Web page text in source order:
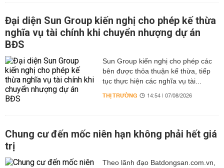
Đại diện Sun Group kiến nghị cho phép kế thừa
nghĩa vụ tài chính khi chuyển nhượng dự án
BĐS
Sun Group kiến nghị cho phép các
bên được thỏa thuận kế thừa, tiếp
tục thực hiện các nghĩa vụ tài...
THỊ TRƯỜNG 14:54 | 07/08/2026
Chung cư đến mốc niên hạn không phải hết giá
trị
Theo lãnh đạo Batdongsan.com.vn,